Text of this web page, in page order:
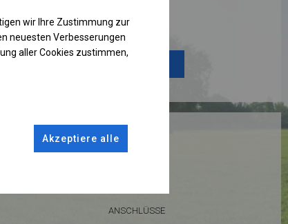
Einzelheiten ansehen
ANSCHLÜSSE
wir Ihre Zustimmung zur
neuesten Verbesserungen
aller Cookies zustimmen,
Akzeptiere alle